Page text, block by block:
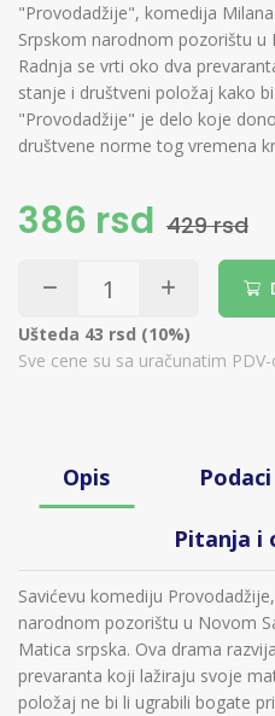
"Provodadžije", komedija
Srpskom narodnom pozorištu u
Radnja se vrti oko dva
stanje i društveni položaj kako
"Provodadžije" je delo koje
društvene norme tog vremena
386 rsd 429 rsd
Ušteda 43 rsd (10%)
Sve cene su sa uračunatim
Opis Podaci
Pitanja i
Savićevu komediju
narodnom pozorištu u Novom
Matica srpska. Ova drama
prevaranta koji lažiraju svoje
položaj ne bi li ugrabili bogate